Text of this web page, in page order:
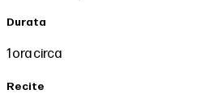
Durata
1 ora circa
Recite